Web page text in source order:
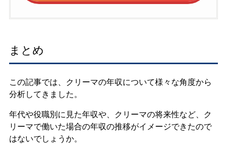
まとめ
この記事では、クリーマの年収について様々な角度から
分析してきました。
年代や役職別に見た年収や、クリーマの将来性など、ク
リーマで働いた場合の年収の推移がイメージできたので
はないでしょうか。